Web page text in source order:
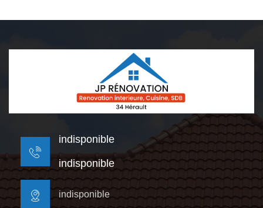
indisponible
indisponible
indisponible